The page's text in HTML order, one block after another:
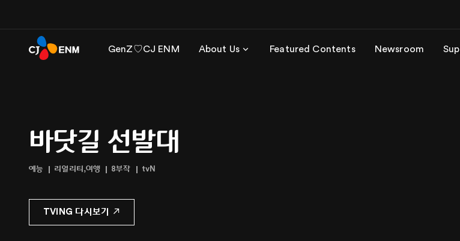
GenZ♡CJ ENM About Us Featured Contents Newsroom
바닷길 선발대
예능 리얼리티,여행 8부작 tvN
TVING 다시보기